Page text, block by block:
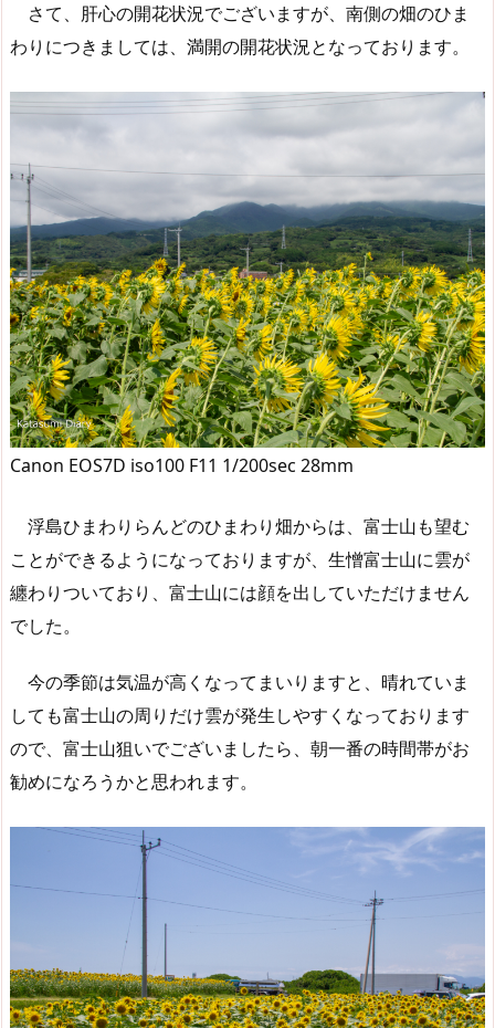
さて、肝心の開花状況でございますが、南側の畑のひま
わりにつきましては、満開の開花状況となっております。
Canon EOS7D iso100 F11 1/200sec 28mm
浮島ひまわりらんどのひまわり畑からは、富士山も望む
ことができるようになっておりますが、生憎富士山に雲が
纏わりついており、富士山には顔を出していただけません
でした。
今の季節は気温が高くなってまいりますと、晴れていま
しても富士山の周りだけ雲が発生しやすくなっております
ので、富士山狙いでございましたら、朝一番の時間帯がお
勧めになろうかと思われます。